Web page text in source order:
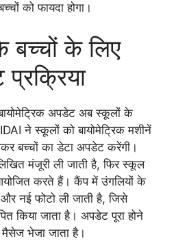
को फायदा होगा।
के लिए
अपडेट अब स्कूलों के
ने स्कूलों को बायोमेट्रिक मशीनें
बच्चों का डेटा अपडेट करेंगी।
मंजूरी ली जाती है, फिर स्कूल
करते हैं। कैंप में उंगलियों के
नई फोटो ली जाती है, जिसे
किया जाता है। अपडेट पूरा होने
मैसेज भेजा जाता है।